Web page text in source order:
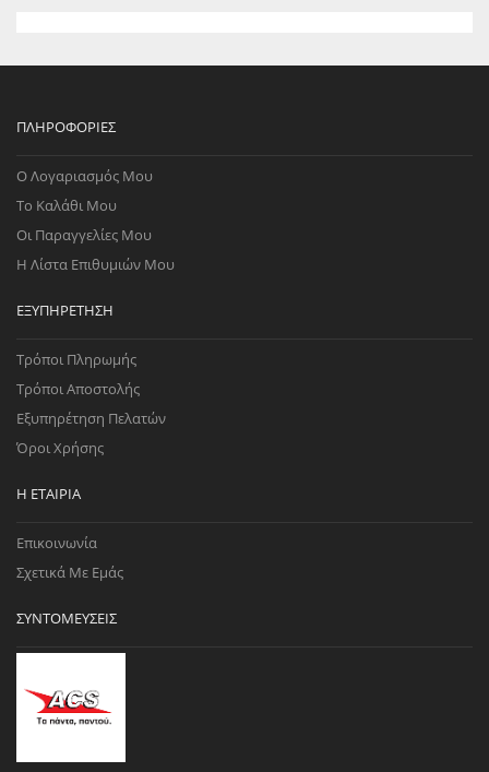
ΠΛΗΡΟΦΟΡΊΕΣ
Ο Λογαριασμός Μου
Το Καλάθι Μου
Οι Παραγγελίες Μου
Η Λίστα Επιθυμιών Μου
ΕΞΥΠΗΡΈΤΗΣΗ
Τρόποι Πληρωμής
Τρόποι Αποστολής
Εξυπηρέτηση Πελατών
Όροι Χρήσης
Η ΕΤΑΙΡΊΑ
Επικοινωνία
Σχετικά Με Εμάς
ΣΥΝΤΟΜΕΎΣΕΙΣ